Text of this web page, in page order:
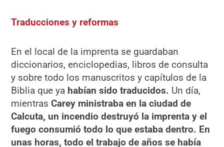
Traducciones y reformas
En el local de la imprenta se guardaban
diccionarios, enciclopedias, libros de consulta
y sobre todo los manuscritos y capítulos de la
Biblia que ya habían sido traducidos. Un día,
mientrasCarey ministraba en la ciudad de
Calcuta, un incendio destruyó la imprenta y el
fuego consumió todo lo que estaba dentro. En
unas horas, todo el trabajo de años se había